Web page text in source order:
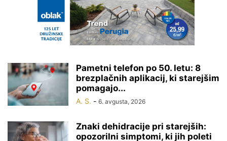
Pametni telefon po 50. letu: 8
brezplačnih aplikacij, ki starejšim
pomagajo...
A. S. - 6. avgusta, 2026
Znaki dehidracije pri starejših:
opozorilni simptomi, ki jih poleti